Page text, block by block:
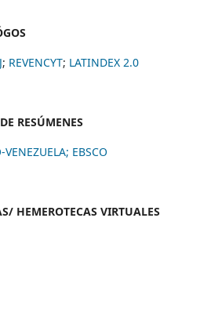
; REVENCYT; LATINDEX 2.0
RESÚMENES
VENEZUELA; EBSCO
HEMEROTECAS VIRTUALES